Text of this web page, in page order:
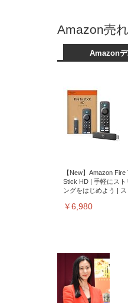
Amazon売
Amazon
【New】Amazon Fire
Stick HD | 手軽にスト
ングをはじめよう | ス
￥6,980